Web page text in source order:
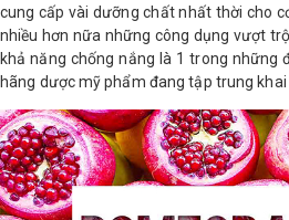
cung cấp vài dưỡng chất nhất thời cho
nhiều hơn nữa những công dụng vượt
khả năng chống nắng là 1 trong những
hãng dược mỹ phẩm đang tập trung khai